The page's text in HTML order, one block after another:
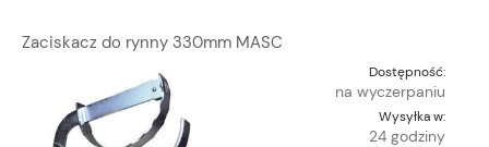
Zaciskacz do rynny 330mm MASC
Dostępność:
na wyczerpaniu
Wysyłka w:
24 godziny